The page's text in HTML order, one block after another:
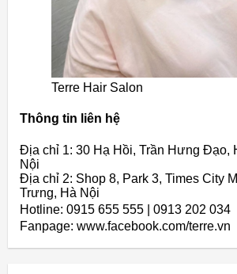
Terre Hair Salon
Thông tin liên hệ
Địa chỉ 1: 30 Hạ Hồi, Trần Hưng Đạo,
Nội
Địa chỉ 2: Shop 8, Park 3, Times City
Trưng, Hà Nội
Hotline: 0915 655 555 | 0913 202 034
Fanpage: www.facebook.com/terre.vn